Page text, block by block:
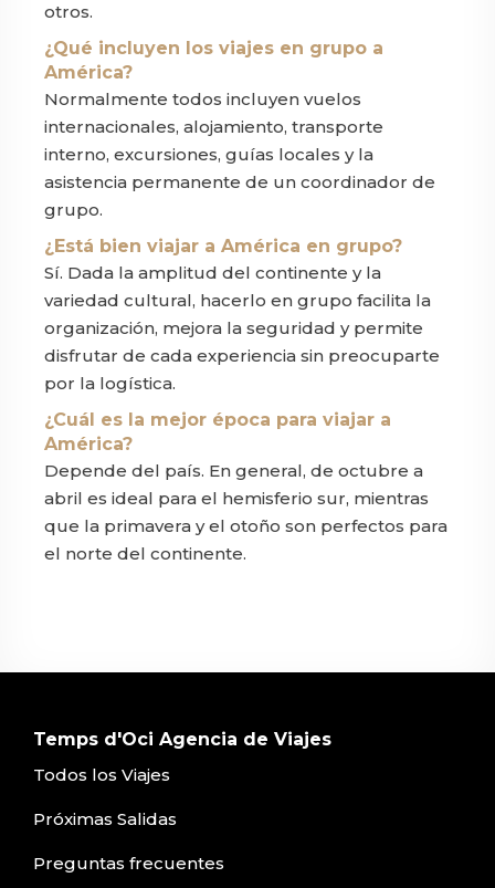
otros.
¿Qué incluyen los viajes en grupo a
América?
Normalmente todos incluyen vuelos
internacionales, alojamiento, transporte
interno, excursiones, guías locales y la
asistencia permanente de un coordinador de
grupo.
¿Está bien viajar a América en grupo?
Sí. Dada la amplitud del continente y la
variedad cultural, hacerlo en grupo facilita la
organización, mejora la seguridad y permite
disfrutar de cada experiencia sin preocuparte
por la logística.
¿Cuál es la mejor época para viajar a
América?
Depende del país. En general, de octubre a
abril es ideal para el hemisferio sur, mientras
que la primavera y el otoño son perfectos para
el norte del continente.
Temps d'Oci Agencia de Viajes
Todos los Viajes
Próximas Salidas
Preguntas frecuentes